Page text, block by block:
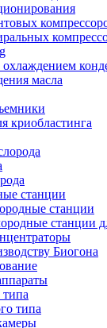
масла
криобластинга
станции
станции
станции
Биогона
типа